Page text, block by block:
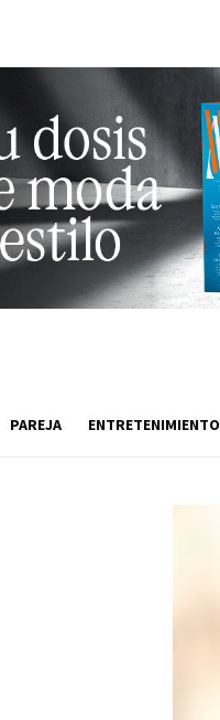
PAREJA ENTRETENIMIENTO